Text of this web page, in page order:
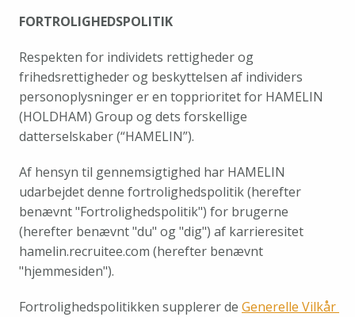
FORTROLIGHEDSPOLITIK
Respekten for individets rettigheder og
frihedsrettigheder og beskyttelsen af individers
personoplysninger er en topprioritet for HAMELIN
(HOLDHAM) Group og dets forskellige
datterselskaber (“HAMELIN”).
Af hensyn til gennemsigtighed har HAMELIN
udarbejdet denne fortrolighedspolitik (herefter
benævnt "Fortrolighedspolitik") for brugerne
(herefter benævnt "du" og "dig") af karrieresitet
hamelin.recruitee.com (herefter benævnt
"hjemmesiden").
Fortrolighedspolitikken supplerer de Generelle Vilkår